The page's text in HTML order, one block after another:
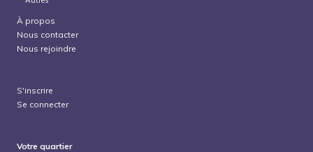
À propos
Nous contacter
Nous rejoindre
S'inscrire
Se connecter
Votre quartier